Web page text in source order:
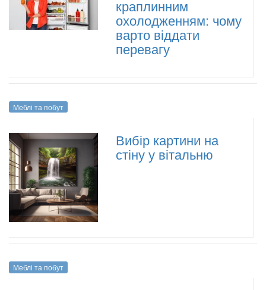
краплинним
охолодженням: чому
варто віддати
перевагу
Меблі та побут
Вибір картини на
стіну у вітальню
Меблі та побут